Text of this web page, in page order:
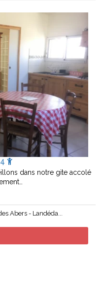
dans notre gite accolé
Abers - Landéda...